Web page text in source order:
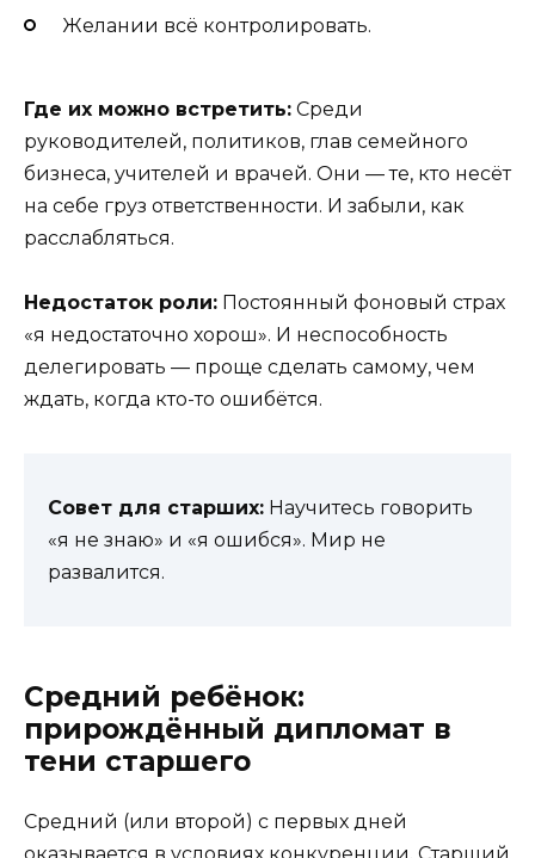
Желании всё контролировать.
Где их можно встретить: Среди
руководителей, политиков, глав семейного
бизнеса, учителей и врачей. Они — те, кто несёт
на себе груз ответственности. И забыли, как
расслабляться.
Недостаток роли: Постоянный фоновый страх
«я недостаточно хорош». И неспособность
делегировать — проще сделать самому, чем
ждать, когда кто-то ошибётся.
Совет для старших: Научитесь говорить
«я не знаю» и «я ошибся». Мир не
развалится.
Средний ребёнок:
прирождённый дипломат в
тени старшего
Средний (или второй) с первых дней